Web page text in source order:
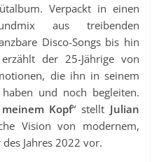
Verpackt in einen
aus treibenden
Disco-Songs bis hin
der 25-Jährige von
die ihn in seinem
und noch begleiten.
Kopf“ stellt Julian
Vision von modernem,
Jahres 2022 vor.